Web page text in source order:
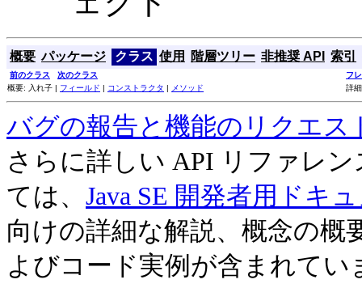
概要 パッケージ クラス 使用 階層ツリー 非推奨 API 索引
前のクラス 次のクラス
フ
概要: 入れ子 | フィールド コンストラクタ メソッド 詳
バグの報告と機能のリクエス
さらに詳しい API リファレ
ては、 Java SE 開発者用ドキ
向けの詳細な解説、概念の概
よびコード実例が含まれてい